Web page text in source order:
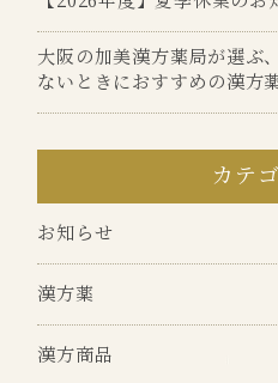
大阪の加美漢方薬局が選ぶ
ないときにおすすめの漢方
カテ
お知らせ
漢方薬
漢方商品